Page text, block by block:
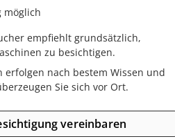
möglich
empfiehlt grundsätzlich,
zu besichtigen.
erfolgen nach bestem Wissen und
Sie sich vor Ort.
vereinbaren